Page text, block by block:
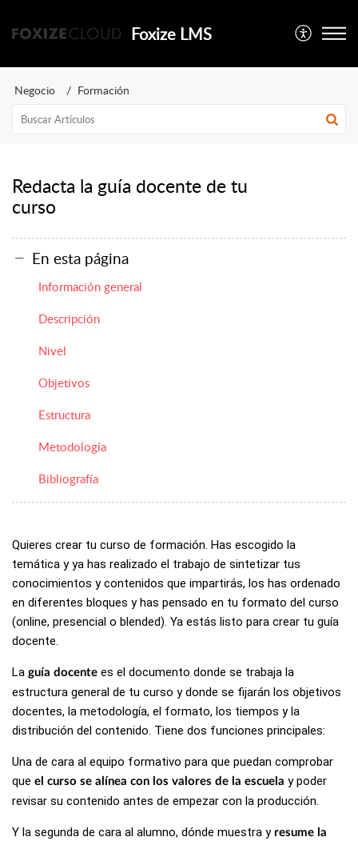
Foxize LMS
Negocio Formación
Redacta la guía docente de tu
curso
En esta página
Información general
Descripción
Nivel
Objetivos
Estructura
Metodología
Bibliografía
Quieres crear tu curso de formación. Has escogido la
temática y ya has realizado el trabajo de sintetizar tus
conocimientos y contenidos que impartirás, los has ordenado
en diferentes bloques y has pensado en tu formato del curso
(online, presencial o blended). Ya estás listo para crear tu guía
docente.
La guía docente es el documento donde se trabaja la
estructura general de tu curso y donde se fijarán los objetivos
docentes, la metodología, el formato, los tiempos y la
distribución del contenido. Tiene dos funciones principales:
Una de cara al equipo formativo para que puedan comprobar
que el curso se alínea con los valores de la escuela y poder
revisar su contenido antes de empezar con la producción.
Y la segunda de cara al alumno, dónde muestra yresume la